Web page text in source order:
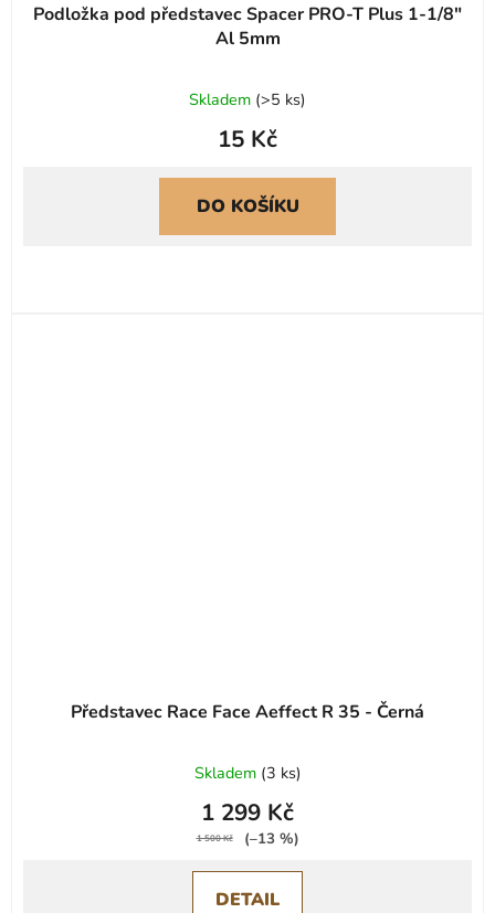
Podložka pod představec Spacer PRO-T Plus 1-1/8"
Al 5mm
Skladem (>5 ks)
15 Kč
DO KOŠÍKU
Představec Race Face Aeffect R 35 - Černá
Skladem (3 ks)
1 299 Kč
1 500 Kč (–13 %)
DETAIL